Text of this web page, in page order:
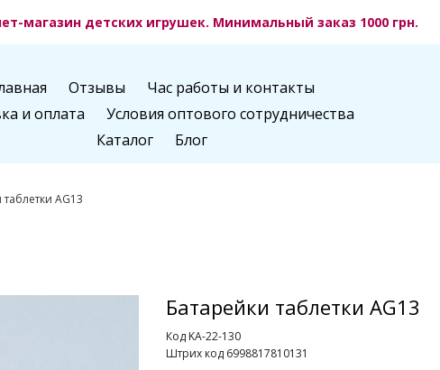
магазин детских игрушек. Минимальный заказ 1000 грн.
Отзывы
Час работы и контакты
и оплата
Условия оптового сотрудничества
Каталог
Блог
AG13
Батарейки таблетки AG13
Код KA-22-130
Штрих код 6998817810131